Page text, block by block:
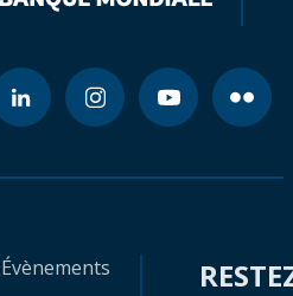
Évènements